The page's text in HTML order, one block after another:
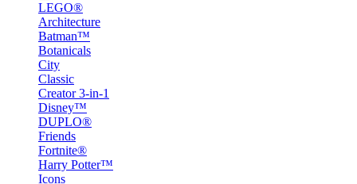
LEGO®
Architecture
Batman™
Botanicals
City
Classic
Creator 3-in-1
Disney™
DUPLO®
Friends
Fortnite®
Harry Potter™
Icons